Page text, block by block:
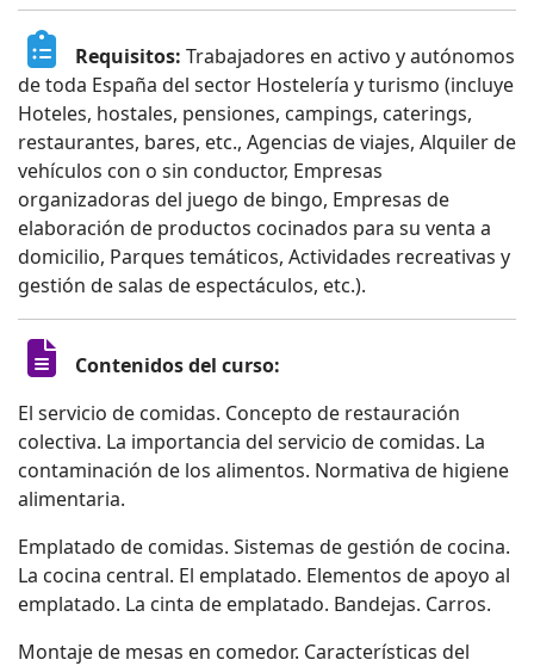
Requisitos: Trabajadores en activo y autónomos
de toda España del sector Hostelería y turismo (incluye
Hoteles, hostales, pensiones, campings, caterings,
restaurantes, bares, etc., Agencias de viajes, Alquiler de
vehículos con o sin conductor, Empresas
organizadoras del juego de bingo, Empresas de
elaboración de productos cocinados para su venta a
domicilio, Parques temáticos, Actividades recreativas y
gestión de salas de espectáculos, etc.).
Contenidos del curso:
El servicio de comidas. Concepto de restauración
colectiva. La importancia del servicio de comidas. La
contaminación de los alimentos. Normativa de higiene
alimentaria.
Emplatado de comidas. Sistemas de gestión de cocina.
La cocina central. El emplatado. Elementos de apoyo al
emplatado. La cinta de emplatado. Bandejas. Carros.
Montaje de mesas en comedor. Características del